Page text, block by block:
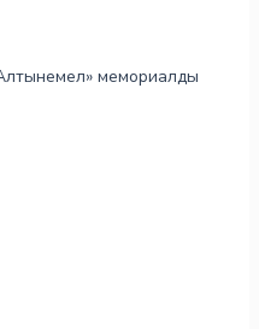
мемориалды